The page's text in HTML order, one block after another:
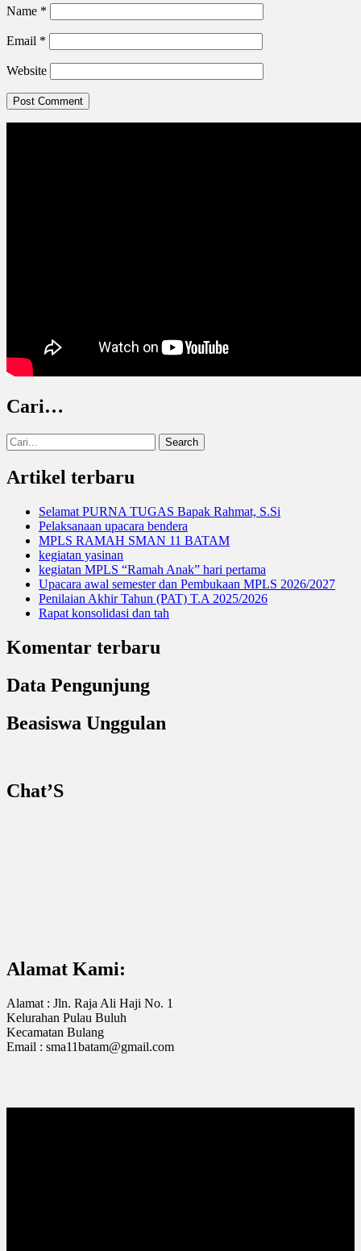
Name *
Email *
Website
Cari…
Search
for:
Artikel terbaru
Selamat PURNA TUGAS Bapak Rahmat, S.Si
Pelaksanaan upacara bendera
MPLS RAMAH SMAN 11 BATAM
kegiatan yasinan
kegiatan MPLS “Ramah Anak” hari pertama
Upacara awal semester dan Pembukaan MPLS 2026/2027
Penilaian Akhir Tahun (PAT) T.A 2025/2026
Rapat konsolidasi dan tah
Komentar terbaru
Data Pengunjung
Beasiswa Unggulan
Chat’S
Alamat Kami:
Alamat : Jln. Raja Ali Haji No. 1
Kelurahan Pulau Buluh
Kecamatan Bulang
Email : sma11batam@gmail.com